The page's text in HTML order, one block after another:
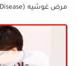
مرض غوشيه (Gaucher Disease)